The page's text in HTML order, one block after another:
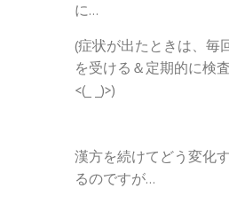
に…
(症状が出たときは、毎
を受ける＆定期的に検
<(_ _)>)
漢方を続けてどう変化
るのですが…